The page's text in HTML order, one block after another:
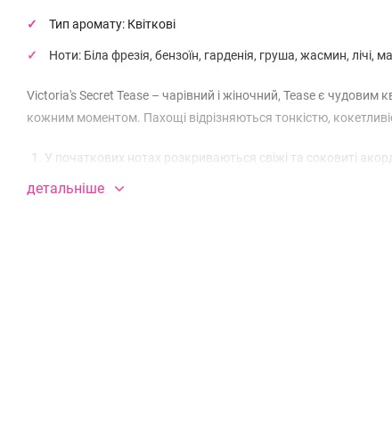
Тип аромату: Квіткові
Ноти: Біла фрезія, бензоїн, гарденія, груша, жасмин,
Victoria's Secret Tease – чарівний і жіночний, Tease є чудовим
кожним моментом. Пахощі відрізняються тонкістю,
У початкових нотах розкриваються свіжі та соковиті
привабливе враження.
детальніше